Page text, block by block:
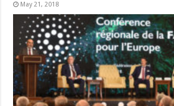
May 21, 2018